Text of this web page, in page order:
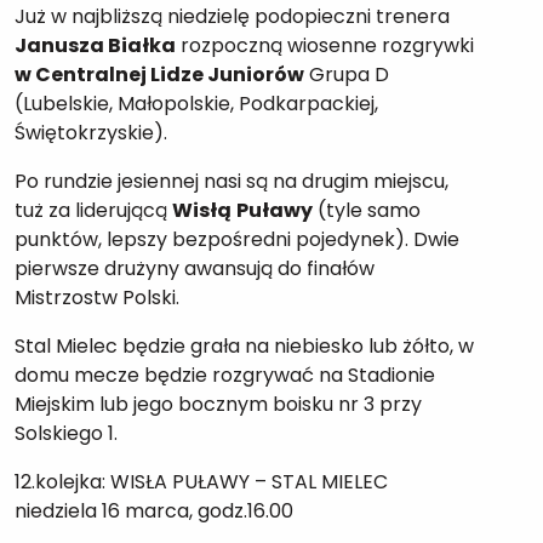
Już w najbliższą niedzielę podopieczni trenera
Janusza Białka rozpoczną wiosenne rozgrywki
w Centralnej Lidze JuniorówGrupa D
(Lubelskie, Małopolskie, Podkarpackiej,
Świętokrzyskie).
Po rundzie jesiennej nasi są na drugim miejscu,
tuż za liderującąWisłą Puławy (tyle samo
punktów, lepszy bezpośredni pojedynek). Dwie
pierwsze drużyny awansują do finałów
Mistrzostw Polski.
Stal Mielec będzie grała na niebiesko lub żółto, w
domu mecze będzie rozgrywać na Stadionie
Miejskim lub jego bocznym boisku nr 3 przy
Solskiego 1.
12.kolejka: WISŁA PUŁAWY – STAL MIELEC
niedziela 16 marca, godz.16.00